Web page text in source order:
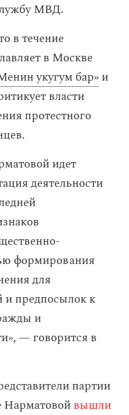
МВД.
в течение
в Москве
укугум бар»и
власти
протестного
идет
деятельности
формирования
для
и предпосылок к
и
— говорится в
партии
Нарматовойвышли